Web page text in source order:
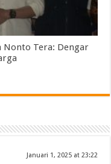
Nonto Tera: Dengar
Januari 1, 2025 at 23:22